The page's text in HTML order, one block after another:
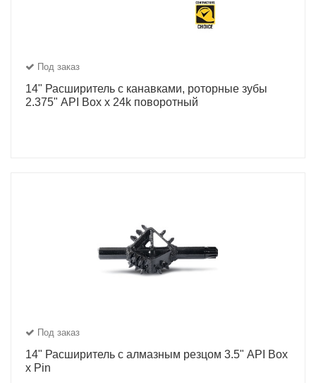
Под заказ
14" Расширитель с канавками, роторные зубы
2.375" API Box x 24k поворотный
Под заказ
14" Расширитель с алмазным резцом 3.5" API Box
x Pin